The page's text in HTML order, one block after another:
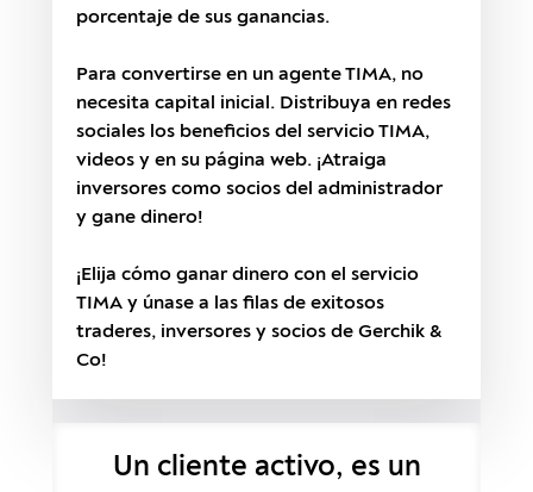
porcentaje de sus ganancias.
Para convertirse en un agente TIMA, no
necesita capital inicial. Distribuya en redes
sociales los beneficios del servicio TIMA,
videos y en su página web. ¡Atraiga
inversores como socios del administrador
y gane dinero!
¡Elija cómo ganar dinero con el servicio
TIMA y únase a las filas de exitosos
traderes, inversores y socios de Gerchik &
Co!
Un cliente activo, es un